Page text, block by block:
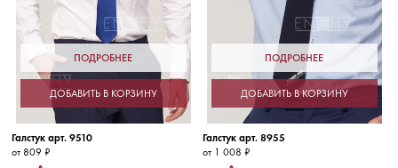
ПОДРОБНЕЕ
ДОБАВИТЬ В КОРЗИНУ
Галстук арт. 9510
от 809 ₽
ПОДРОБНЕЕ
ДОБАВИТЬ В КОРЗИНУ
Галстук арт. 8955
от 1 008 ₽